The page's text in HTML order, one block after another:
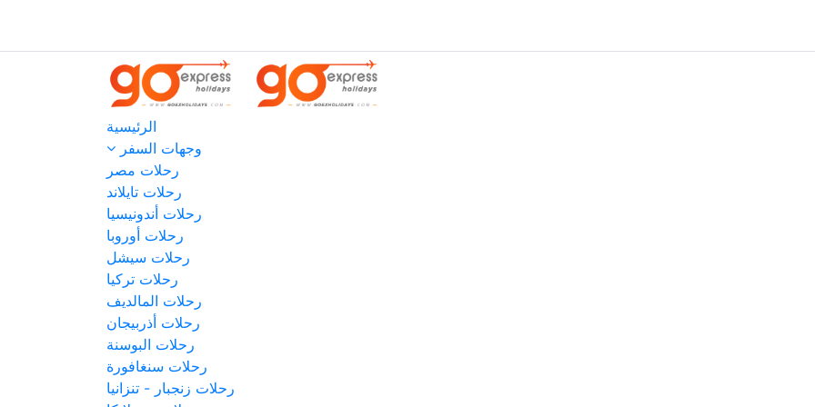
الرئيسية
وجهات السفر
رحلات مصر
رحلات تايلاند
رحلات أندونيسيا
رحلات أوروبا
رحلات سيشل
رحلات تركيا
رحلات المالديف
رحلات أذربيجان
رحلات البوسنة
رحلات سنغافورة
رحلات زنجبار - تنزانيا